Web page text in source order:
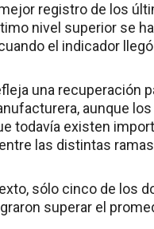
registro de los
nivel superior se
el indicador llegó
una recuperación
aunque
todavía existen
las distintas
sólo cinco de los
superar el